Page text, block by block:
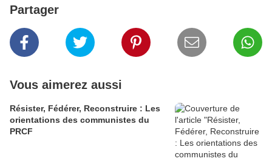
Partager
Vous aimerez aussi
Résister, Fédérer, Reconstruire : Les
orientations des communistes du
PRCF